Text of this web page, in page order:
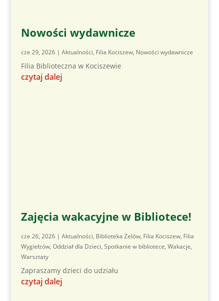
Nowości wydawnicze
cze 29, 2026| Aktualności, Filia Kociszew, Nowości wydawnicze
Filia Biblioteczna w Kociszewie
czytaj dalej
Zajęcia wakacyjne w Bibliotece!
cze 26, 2026| Aktualności, Biblioteka Zelów, Filia Kociszew, Filia
Wygiełzów, Oddział dla Dzieci, Spotkanie w bibliotece, Wakacje,
Warsztaty
Zapraszamy dzieci do udziału
czytaj dalej